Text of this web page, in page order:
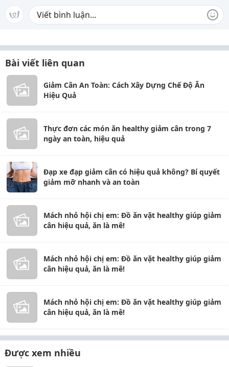
Bài viết liên quan
Giảm Cân An Toàn: Cách Xây Dựng Chế Độ Ăn
Hiệu Quả
Thực đơn các món ăn healthy giảm cân trong 7
ngày an toàn, hiệu quả
Đạp xe đạp giảm cân có hiệu quả không? Bí quyết
giảm mỡ nhanh và an toàn
Mách nhỏ hội chị em: Đồ ăn vặt healthy giúp giảm
cân hiệu quả, ăn là mê!
Mách nhỏ hội chị em: Đồ ăn vặt healthy giúp giảm
cân hiệu quả, ăn là mê!
Mách nhỏ hội chị em: Đồ ăn vặt healthy giúp giảm
cân hiệu quả, ăn là mê!
Được xem nhiều